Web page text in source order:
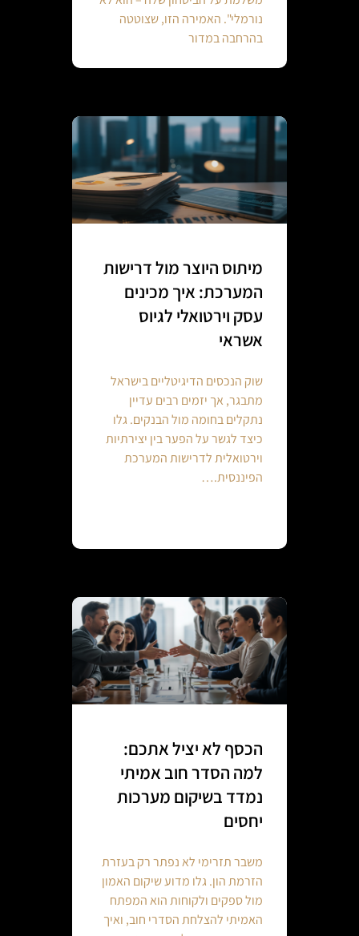
נורמלי". האמירה הזו, שצוטטה
בהרחבה במדור
מיתוס היוצר מול דרישות
המערכת: איך מכינים
עסק וירטואלי לגיוס
אשראי
שוק הנכסים הדיגיטליים בישראל
מתבגר, אך יזמים רבים עדיין
נתקלים בחומה מול הבנקים. גלו
כיצד לגשר על הפער בין יצירתיות
וירטואלית לדרישות המערכת
הפיננסית.…
הכסף לא יציל אתכם:
למה הסדר חוב אמיתי
נמדד בשיקום מערכות
יחסים
משבר תזרימי לא נפתר רק בעזרת
הזרמת הון. גלו מדוע שיקום האמון
מול ספקים ולקוחות הוא המפתח
האמיתי להצלחת הסדרי חוב, ואיך